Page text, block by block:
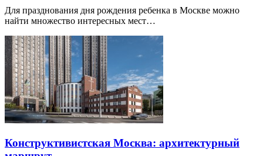
Для празднования дня рождения ребенка в Москве можно
найти множество интересных мест…
Конструктивистская Москва: архитектурный